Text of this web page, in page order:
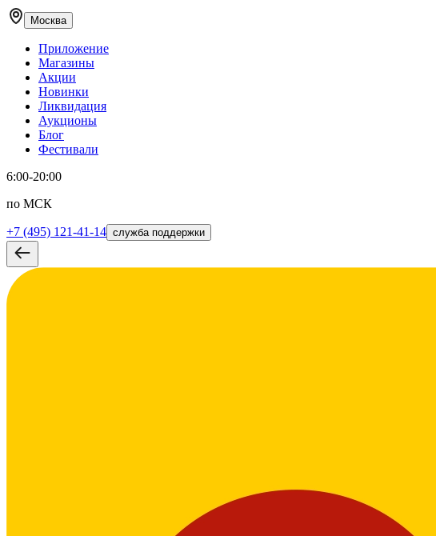
Москва
Приложение
Магазины
Акции
Новинки
Ликвидация
Аукционы
Блог
Фестивали
6:00-20:00
по МСК
+7 (495) 121-41-14 служба поддержки